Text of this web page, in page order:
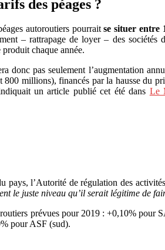
des péages ?
autoroutiers pourraitse situer entre
– rattrapage de loyer – des
chaque année.
donc pas seulement l’augmentation
800 millions), financés par la hausse du
un article publié cet été dans Le
pays, l’Autorité de régulation des
le juste niveau qu’il serait légitime de
prévues pour 2019 : +0,10% pour
pour ASF (sud).